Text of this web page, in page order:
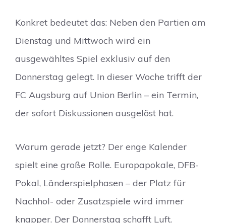
Konkret bedeutet das: Neben den Partien am
Dienstag und Mittwoch wird ein
ausgewähltes Spiel exklusiv auf den
Donnerstag gelegt. In dieser Woche trifft der
FC Augsburg auf Union Berlin – ein Termin,
der sofort Diskussionen ausgelöst hat.
Warum gerade jetzt? Der enge Kalender
spielt eine große Rolle. Europapokale, DFB-
Pokal, Länderspielphasen – der Platz für
Nachhol- oder Zusatzspiele wird immer
knapper. Der Donnerstag schafft Luft.